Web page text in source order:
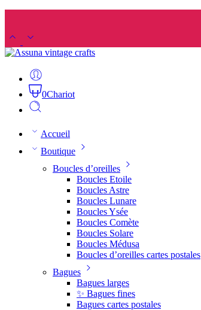
0Chariot
Accueil
Boutique
Boucles d’oreilles
Boucles Etoile
Boucles Astre
Boucles Lunare
Boucles Ysée
Boucles Comète
Boucles Solare
Boucles Médusa
Boucles d’oreilles cartes postales
Bagues
Bagues larges
✨ Bagues fines
Bagues cartes postales